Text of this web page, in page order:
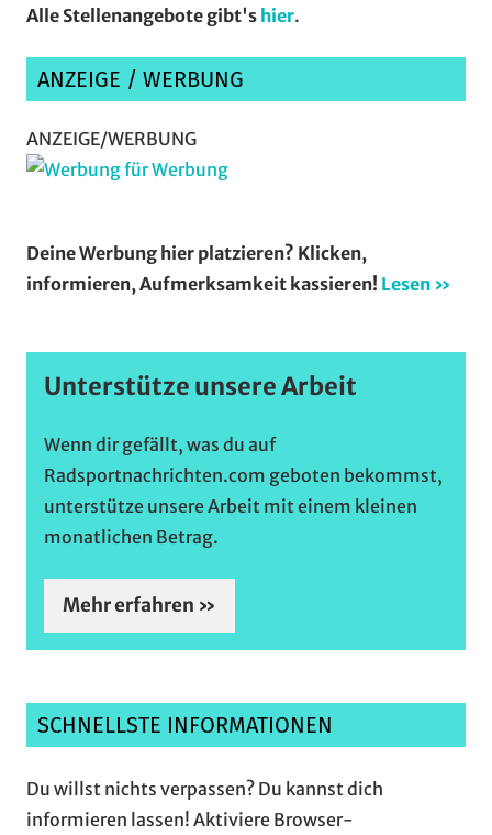
sovelo,
staufenberg ,
tvhomberg,
veranstaltungen,
waw,
Alle Stellenangebote gibt's hier.
ANZEIGE / WERBUNG
ANZEIGE/WERBUNG
Deine Werbung hier platzieren? Klicken,
informieren, Aufmerksamkeit kassieren! Lesen »
Unterstütze unsere Arbeit
Wenn dir gefällt, was du auf
Radsportnachrichten.com geboten bekommst,
unterstütze unsere Arbeit mit einem kleinen
monatlichen Betrag.
Mehr erfahren »
SCHNELLSTE INFORMATIONEN
Du willst nichts verpassen? Du kannst dich
informieren lassen! Aktiviere Browser-